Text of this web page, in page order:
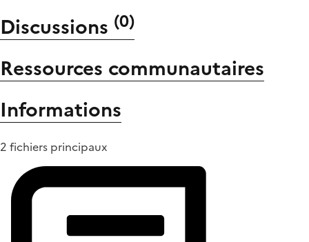
Discussions (0)
Ressources communautaires
Informations
2 fichiers principaux